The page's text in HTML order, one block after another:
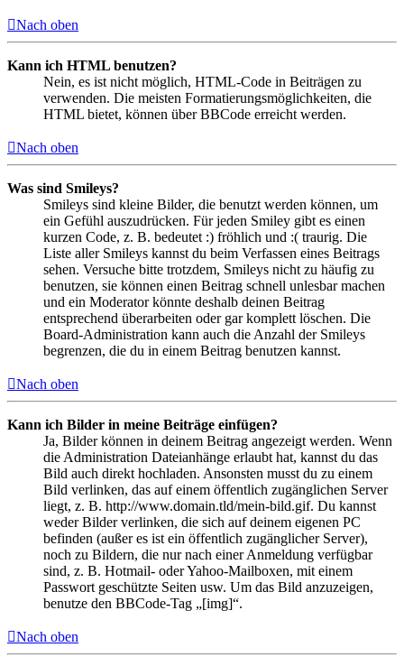
Nach oben
Kann ich HTML benutzen?
Nein, es ist nicht möglich, HTML-Code in Beiträgen zu
verwenden. Die meisten Formatierungsmöglichkeiten, die
HTML bietet, können über BBCode erreicht werden.
Nach oben
Was sind Smileys?
Smileys sind kleine Bilder, die benutzt werden können, um
ein Gefühl auszudrücken. Für jeden Smiley gibt es einen
kurzen Code, z. B. bedeutet :) fröhlich und :( traurig. Die
Liste aller Smileys kannst du beim Verfassen eines Beitrags
sehen. Versuche bitte trotzdem, Smileys nicht zu häufig zu
benutzen, sie können einen Beitrag schnell unlesbar machen
und ein Moderator könnte deshalb deinen Beitrag
entsprechend überarbeiten oder gar komplett löschen. Die
Board-Administration kann auch die Anzahl der Smileys
begrenzen, die du in einem Beitrag benutzen kannst.
Nach oben
Kann ich Bilder in meine Beiträge einfügen?
Ja, Bilder können in deinem Beitrag angezeigt werden. Wenn
die Administration Dateianhänge erlaubt hat, kannst du das
Bild auch direkt hochladen. Ansonsten musst du zu einem
Bild verlinken, das auf einem öffentlich zugänglichen Server
liegt, z. B. http://www.domain.tld/mein-bild.gif. Du kannst
weder Bilder verlinken, die sich auf deinem eigenen PC
befinden (außer es ist ein öffentlich zugänglicher Server),
noch zu Bildern, die nur nach einer Anmeldung verfügbar
sind, z. B. Hotmail- oder Yahoo-Mailboxen, mit einem
Passwort geschützte Seiten usw. Um das Bild anzuzeigen,
benutze den BBCode-Tag „[img]“.
Nach oben